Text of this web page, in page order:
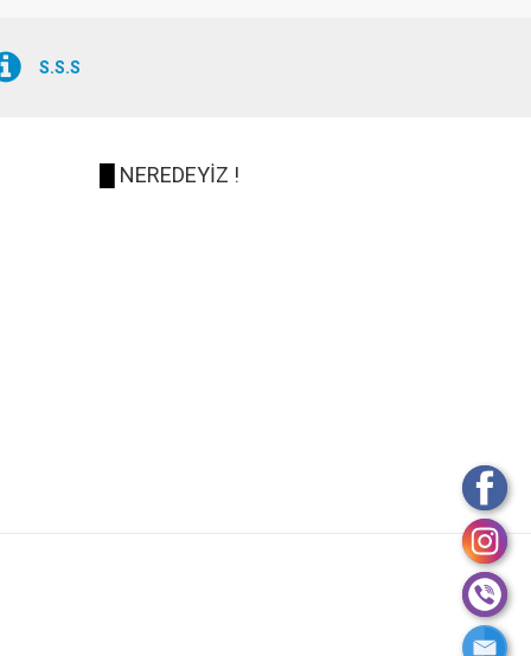
S.S.S
NEREDEYİZ !